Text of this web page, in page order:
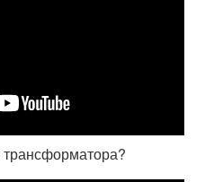
трансформатора?